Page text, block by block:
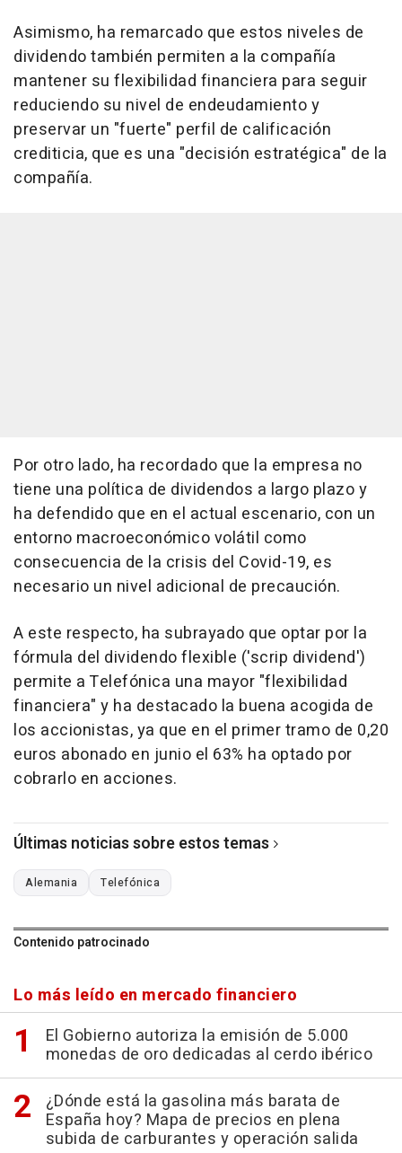
Asimismo, ha remarcado que estos niveles de
dividendo también permiten a la compañía
mantener su flexibilidad financiera para seguir
reduciendo su nivel de endeudamiento y
preservar un "fuerte" perfil de calificación
crediticia, que es una "decisión estratégica" de la
compañía.
Por otro lado, ha recordado que la empresa no
tiene una política de dividendos a largo plazo y
ha defendido que en el actual escenario, con un
entorno macroeconómico volátil como
consecuencia de la crisis del Covid-19, es
necesario un nivel adicional de precaución.
A este respecto, ha subrayado que optar por la
fórmula del dividendo flexible ('scrip dividend')
permite a Telefónica una mayor "flexibilidad
financiera" y ha destacado la buena acogida de
los accionistas, ya que en el primer tramo de 0,20
euros abonado en junio el 63% ha optado por
cobrarlo en acciones.
Últimas noticias sobre estos temas
Alemania Telefónica
Contenido patrocinado
Lo más leído en mercado financiero
El Gobierno autoriza la emisión de 5.000
monedas de oro dedicadas al cerdo ibérico
¿Dónde está la gasolina más barata de
España hoy? Mapa de precios en plena
subida de carburantes y operación salida